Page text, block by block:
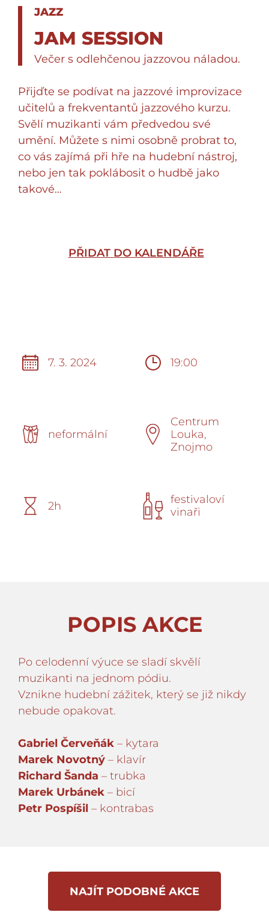
JAZZ
JAM SESSION
Večer s odlehčenou jazzovou náladou.
Přijďte se podívat na jazzové improvizace
učitelů a frekventantů jazzového kurzu.
Svělí muzikanti vám předvedou své
umění. Můžete s nimi osobně probrat to,
co vás zajímá při hře na hudební nástroj,
nebo jen tak poklábosit o hudbě jako
takové…
PŘIDAT DO KALENDÁŘE
7. 3. 2024 19:00
neformální
Centrum
Louka,
Znojmo
2h
festivaloví
vinaři
POPIS AKCE
Po celodenní výuce se sladí skvělí
muzikanti na jednom pódiu.
Vznikne hudební zážitek, který se již nikdy
nebude opakovat.
Gabriel Červeňák – kytara
Marek Novotný – klavír
Richard Šanda – trubka
Marek Urbánek – bicí
Petr Pospíšil – kontrabas
NAJÍT PODOBNÉ AKCE